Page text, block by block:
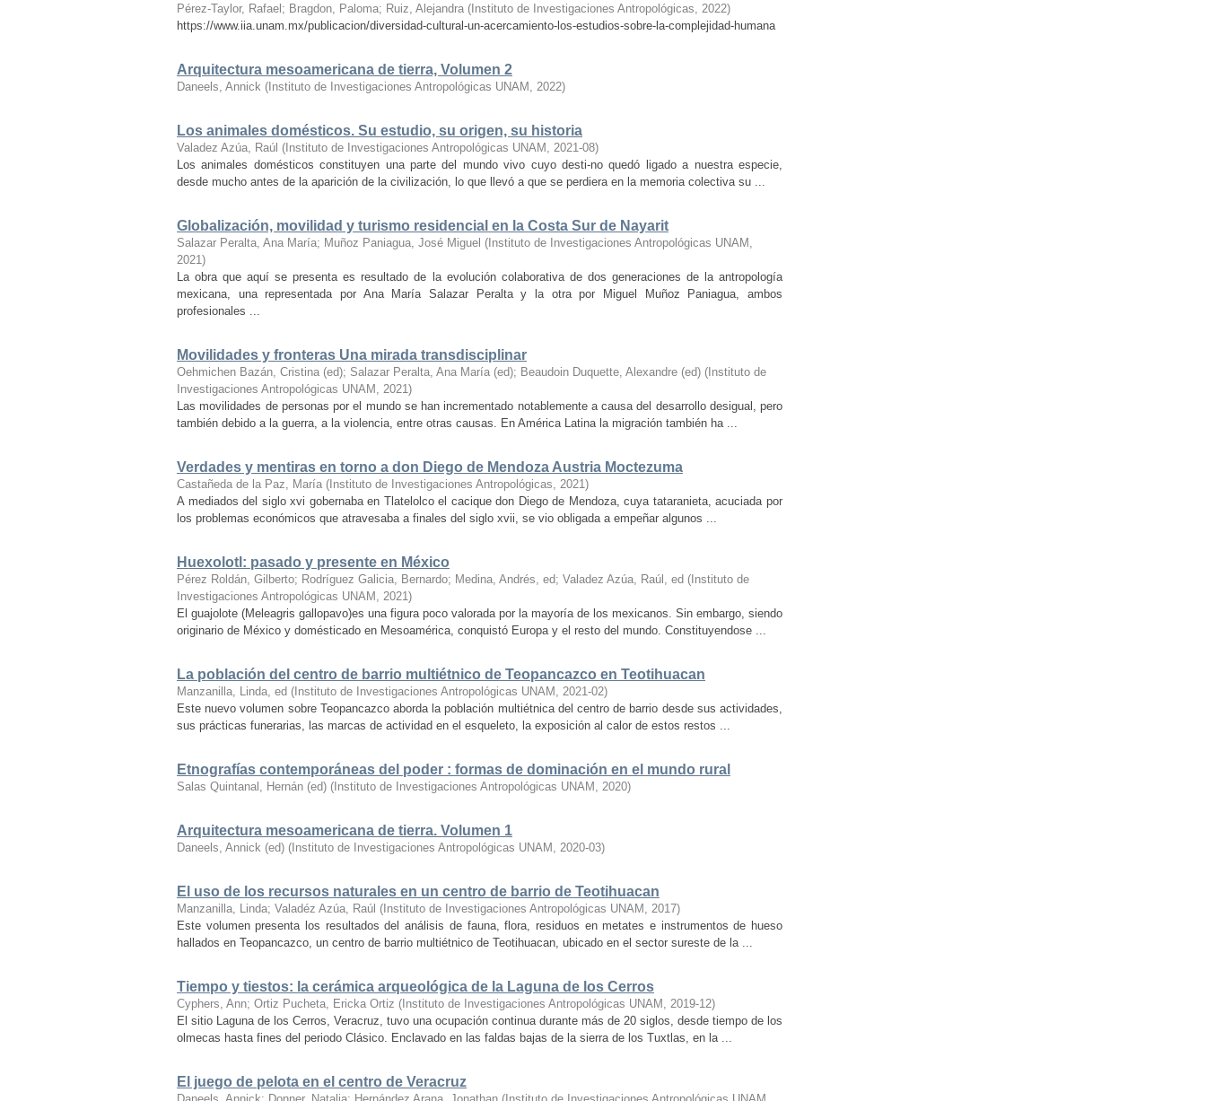
Pérez-Taylor, Rafael ; Bragdon, Paloma; Ruiz, Alejandra ( Instituto de Investigaciones Antropológicas, 2022)
https://www.iia.unam.mx/publicacion/diversidad-cultural-un-acercamiento-los-estudios-sobre-la-complejidad-humana
Arquitectura mesoamericana de tierra, Volumen 2
Daneels, Annick ( Instituto de Investigaciones Antropológicas UNAM , 2022)
Los animales domésticos. Su estudio, su origen, su historia
Valadez Azúa, Raúl ( Instituto de Investigaciones Antropológicas UNAM , 2021-08)
Los animales domésticos constituyen una parte del mundo vivo cuyo desti-no quedó ligado a nuestra especie,
desde mucho antes de la aparición de la civilización, lo que llevó a que se perdiera en la memoria colectiva su ...
Globalización, movilidad y turismo residencial en la Costa Sur de Nayarit
Salazar Peralta, Ana María; Muñoz Paniagua, José Miguel ( Instituto de Investigaciones Antropológicas UNAM ,
2021)
La obra que aquí se presenta es resultado de la evolución colaborativa de dos generaciones de la antropología
mexicana, una representada por Ana María Salazar Peralta y la otra por Miguel Muñoz Paniagua, ambos
profesionales ...
Movilidades y fronteras Una mirada transdisciplinar
Oehmichen Bazán, Cristina (ed); Salazar Peralta, Ana María (ed); Beaudoin Duquette, Alexandre (ed) ( Instituto de
Investigaciones Antropológicas UNAM , 2021)
Las movilidades de personas por el mundo se han incrementado notablemente a causa del desarrollo desigual, pero
también debido a la guerra, a la violencia, entre otras causas. En América Latina la migración también ha ...
Verdades y mentiras en torno a don Diego de Mendoza Austria Moctezuma
Castañeda de la Paz, María ( Instituto de Investigaciones Antropológicas, 2021)
A mediados del siglo xvi gobernaba en Tlatelolco el cacique don Diego de Mendoza, cuya tataranieta, acuciada por
los problemas económicos que atra­ve­sa­ba ­a ­finales ­del ­siglo xvii, se vio obligada a empeñar algunos ...
Huexolotl: pasado y presente en México
Pérez Roldán, Gilberto; Rodríguez Galicia, Bernardo; Medina, Andrés, ed; Valadez Azúa, Raúl, ed ( Instituto de
Investigaciones Antropológicas UNAM , 2021)
El guajolote (Meleagris gallopavo)es una figura poco valorada por la mayoría de los mexicanos. Sin embargo, siendo
originario de México y domésticado en Mesoamérica, conquistó Europa y el resto del mundo. Constituyendose ...
La población del centro de barrio multiétnico de Teopancazco en Teotihuacan
Manzanilla, Linda, ed ( Instituto de Investigaciones Antropológicas UNAM , 2021-02)
Este nuevo volumen sobre Teopancazco aborda la población multiétnica del centro de barrio desde sus actividades,
sus prácticas funerarias, las marcas de actividad en el esqueleto, la exposición al calor de estos restos ...
Etnografías contemporáneas del poder : formas de dominación en el mundo rural
Salas Quintanal, Hernán (ed) ( Instituto de Investigaciones Antropológicas UNAM , 2020)
Arquitectura mesoamericana de tierra. Volumen 1
Daneels, Annick (ed) ( Instituto de Investigaciones Antropológicas UNAM , 2020-03)
El uso de los recursos naturales en un centro de barrio de Teotihuacan
Manzanilla, Linda; Valadéz Azúa, Raúl ( Instituto de Investigaciones Antropológicas UNAM , 2017)
Este volumen presenta los resultados del análisis de fauna, flora, residuos en metates e instrumentos de hueso
hallados en Teopancazco, un centro de barrio multiétnico de Teotihuacan, ubicado en el sector sureste de la ...
Tiempo y tiestos: la cerámica arqueológica de la Laguna de los Cerros
Cyphers, Ann; Ortiz Pucheta, Ericka Ortiz ( Instituto de Investigaciones Antropológicas UNAM , 2019-12)
El sitio Laguna de los Cerros, Veracruz, tuvo una ocupación continua durante más de 20 siglos, desde tiempo de los
olmecas hasta fines del periodo Clásico. Enclavado en las faldas bajas de la sierra de los Tuxtlas, en la ...
El juego de pelota en el centro de Veracruz